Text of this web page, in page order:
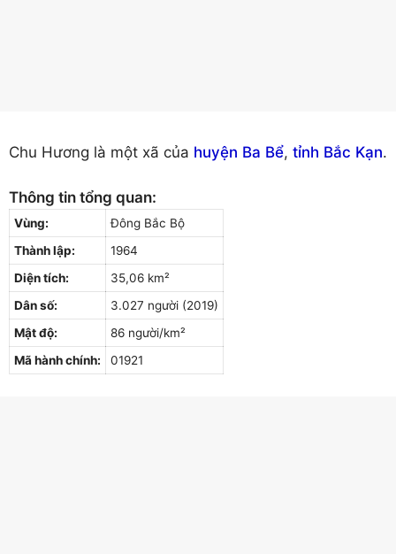
Chu Hương là một xã của huyện Ba Bể, tỉnh Bắc Kạn.
Thông tin tổng quan:
Vùng:
Đông Bắc Bộ
Thành lập:
1964
Diện tích:
35,06 km²
Dân số:
3.027 người (2019)
Mật độ:
86 người/km²
Mã hành chính:
01921